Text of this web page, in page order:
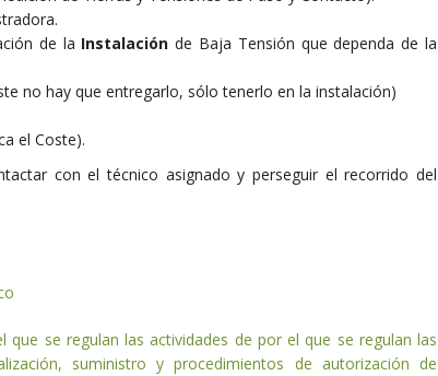
de la Instalaciónde Baja Tensión que dependa de la
no hay que entregarlo, sólo tenerlo en la instalación)
el Coste).
con el técnico asignado y perseguir el recorrido del
se regulan las actividades de por el que se regulan las
suministro y procedimientos de autorización de